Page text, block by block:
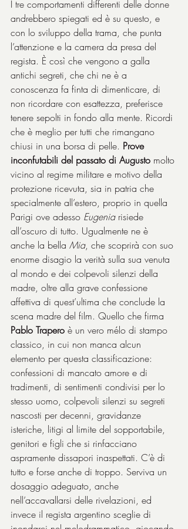
I tre comportamenti differenti delle donne
andrebbero spiegati ed è su questo, e
con lo sviluppo della trama, che punta
l’attenzione e la camera da presa del
regista. È così che vengono a galla
antichi segreti, che chi ne è a
conoscenza fa finta di dimenticare, di
non ricordare con esattezza, preferisce
tenere sepolti in fondo alla mente. Ricordi
che è meglio per tutti che rimangano
chiusi in una borsa di pelle. Prove
inconfutabili del passato di Augusto molto
vicino al regime militare e motivo della
protezione ricevuta, sia in patria che
specialmente all’estero, proprio in quella
Parigi ove adesso Eugenia risiede
all’oscuro di tutto. Ugualmente ne è
anche la bella Mia, che scoprirà con suo
enorme disagio la verità sulla sua venuta
al mondo e dei colpevoli silenzi della
madre, oltre alla grave confessione
affettiva di quest’ultima che conclude la
scena madre del film. Quello che firma
Pablo Trapero è un vero mélo di stampo
classico, in cui non manca alcun
elemento per questa classificazione:
confessioni di mancato amore e di
tradimenti, di sentimenti condivisi per lo
stesso uomo, colpevoli silenzi su segreti
nascosti per decenni, gravidanze
isteriche, litigi al limite del sopportabile,
genitori e figli che si rinfacciano
aspramente dissapori inaspettati. C’è di
tutto e forse anche di troppo. Serviva un
dosaggio adeguato, anche
nell’accavallarsi delle rivelazioni, ed
invece il regista argentino sceglie di